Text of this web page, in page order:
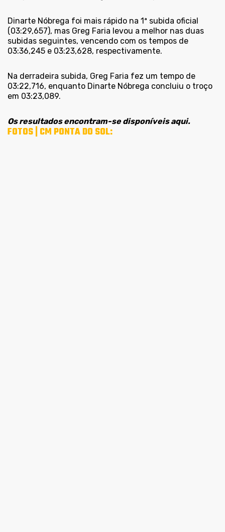
Dinarte Nóbrega foi mais rápido na 1ª subida oficial
(03:29,657), mas Greg Faria levou a melhor nas duas
subidas seguintes, vencendo com os tempos de
03:36,245 e 03:23,628, respectivamente.
Na derradeira subida, Greg Faria fez um tempo de
03:22,716, enquanto Dinarte Nóbrega concluiu o troço
em 03:23,089.
Os resultados encontram-se disponíveis aqui.
FOTOS | CM PONTA DO SOL: